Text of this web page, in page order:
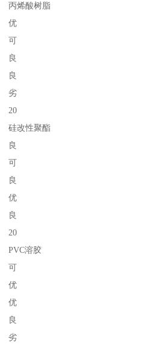
丙烯酸树脂
优
可
良
良
劣
20
硅改性聚酯
良
可
良
优
良
20
PVC溶胶
可
优
优
良
劣